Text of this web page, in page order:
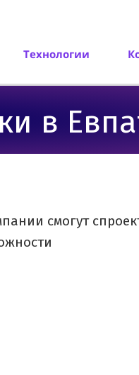
Технологии
в
смогут